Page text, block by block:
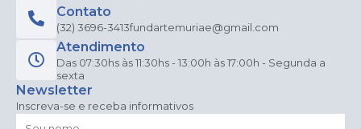
Contato
(32) 3696-3413fundartemuriae@gmail.com
Atendimento
Das 07:30hs às 11:30hs - 13:00h às 17:00h - Segunda a
sexta
Newsletter
Inscreva-se e receba informativos